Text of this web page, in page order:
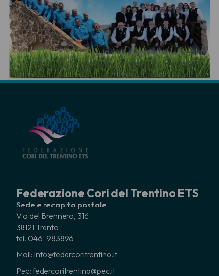
Federazione Cori del Trentino ETS
Sede e recapito postale
Via del Brennero, 316
38121 Trento
tel. 0461 983896
Mail: info@federcoritrentino.it
Pec: federcoritrentino@pec.it